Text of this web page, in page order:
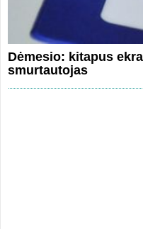
Dėmesio: kitapus
smurtautojas